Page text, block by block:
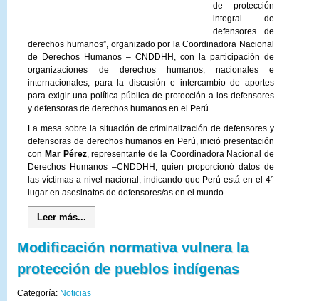
de protección
integral de
defensores de
derechos humanos”, organizado por la Coordinadora Nacional
de Derechos Humanos – CNDDHH, con la participación de
organizaciones de derechos humanos, nacionales e
internacionales, para la discusión e intercambio de aportes
para exigir una política pública de protección a los defensores
y defensoras de derechos humanos en el Perú.
La mesa sobre la situación de criminalización de defensores y
defensoras de derechos humanos en Perú, inició presentación
con Mar Pérez, representante de la Coordinadora Nacional de
Derechos Humanos –CNDDHH, quien proporcionó datos de
las víctimas a nivel nacional, indicando que Perú está en el 4°
lugar en asesinatos de defensores/as en el mundo.
Leer más...
Modificación normativa vulnera la
protección de pueblos indígenas
Categoría: Noticias